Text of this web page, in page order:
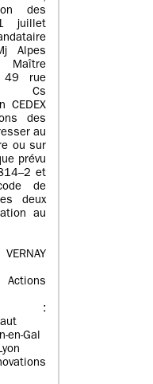
des
juillet
Alpes
Maître
49 rue
Cs
CEDEX
des
au
ou sur
prévu
et
de
deux
au
:
en-Gal